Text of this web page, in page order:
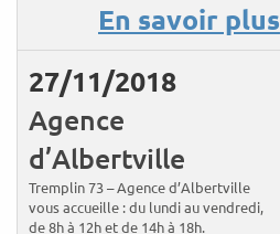
En savoir plus
27/11/2018
Agence
d’Albertville
Tremplin 73 – Agence d’Albertville
vous accueille : du lundi au vendredi,
de 8h à 12h et de 14h à 18h.